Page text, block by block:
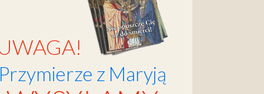
Przymierze z Maryją